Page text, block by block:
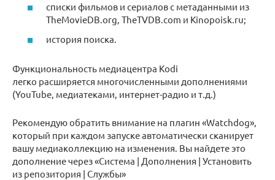
списки фильмов и сериалов с метаданными из
TheMovieDB.org, TheTVDB.com и Kinopoisk.ru;
история поиска.
Функциональность медиацентра Kodi
легко расширяется многочисленными дополнениями
(YouTube, медиатеками, интернет-радио и т.д.)
Рекомендую обратить внимание на плагин «Watchdog»,
который при каждом запуске автоматически сканирует
вашу медиаколлекцию на изменения. Вы найдете это
дополнение через «Система | Дополнения | Установить
из репозитория | Службы»